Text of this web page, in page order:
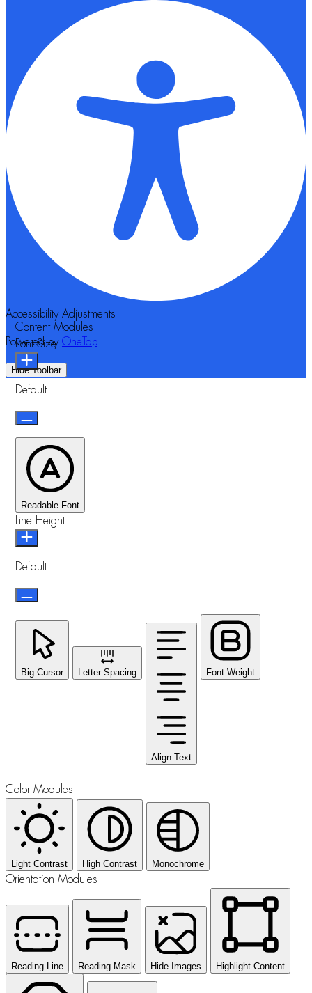
Accessibility Adjustments
Powered by OneTap
Hide Toolbar
Content Modules
Font Size
Default
Readable Font
Line Height
Default
Big Cursor Letter Spacing
Align Text
Font Weight
Color Modules
Light Contrast High Contrast Monochrome
Orientation Modules
Reading Line Reading Mask Hide Images Highlight Content